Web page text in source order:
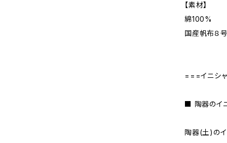
【素材】
綿100%
国産帆布８
===イニシ
■ 陶器のイ
陶器(土)のイ